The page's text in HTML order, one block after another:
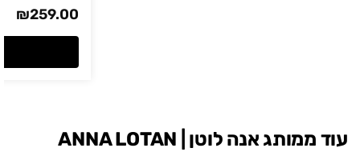
₪259.00
עוד ממותג אנה לוטן | ANNA LOTAN